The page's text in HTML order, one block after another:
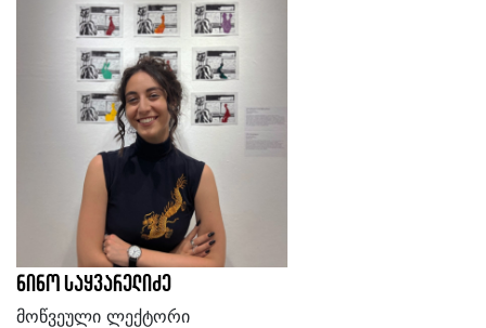
ნინო საყვარელიძე
მოწვეული ლექტორი